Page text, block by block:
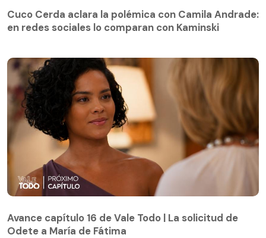
Cuco Cerda aclara la polémica con Camila Andrade:
en redes sociales lo comparan con Kaminski
Odete a María de Fátima
Avance capítulo 16 de Vale Todo | La solicitud de
Odete a María de Fátima